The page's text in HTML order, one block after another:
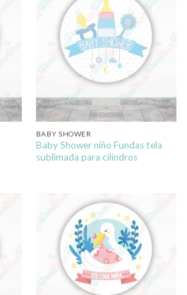
BABY SHOWER
Baby Shower niño Fundas tela
sublimada para cilindros